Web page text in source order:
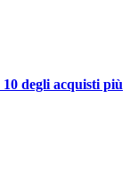
degli acquisti più